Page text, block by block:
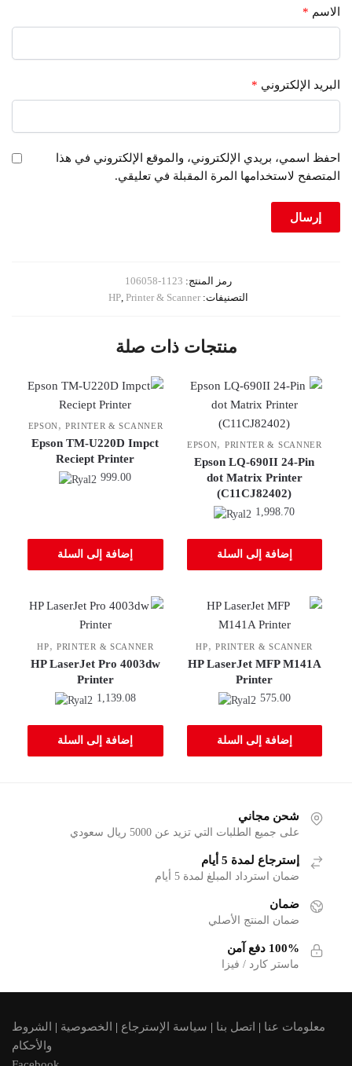
الاسم *
البريد الإلكتروني *
احفظ اسمي، بريدي الإلكتروني، والموقع الإلكتروني في هذا
المتصفح لاستخدامها المرة المقبلة في تعليقي.
رمز المنتج: 1123-106058
التصنيفات:
HP, Printer & Scanner
منتجات ذات صلة
EPSON, PRINTER & SCANNER
Epson LQ-690II 24-Pin
dot Matrix Printer
(C11CJ82402)
1,998.70
إضافة إلى السلة
EPSON,PRINTER & SCANNER
Epson TM-U220D Impct
Reciept Printer
999.00
إضافة إلى السلة
HP,PRINTER & SCANNER
HP LaserJet MFP M141A
Printer
575.00
إضافة إلى السلة
HP, PRINTER & SCANNER
HP LaserJet Pro 4003dw
Printer
1,139.08
إضافة إلى السلة
شحن مجاني
على جميع الطلبات التي تزيد عن 5000 ريال سعودي
إسترجاع لمدة 5 أيام
ضمان استرداد المبلغ لمدة 5 أيام
ضمان
ضمان المنتج الأصلي
100% دفع آمن
ماستر كارد / فيزا
معلومات عنا | اتصل بنا | سياسة الإسترجاع | الخصوصية |
الشروط
والأحكام